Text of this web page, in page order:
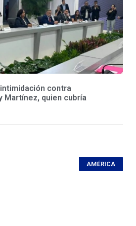
contra
Martínez, quien cubría
AMÉRICA